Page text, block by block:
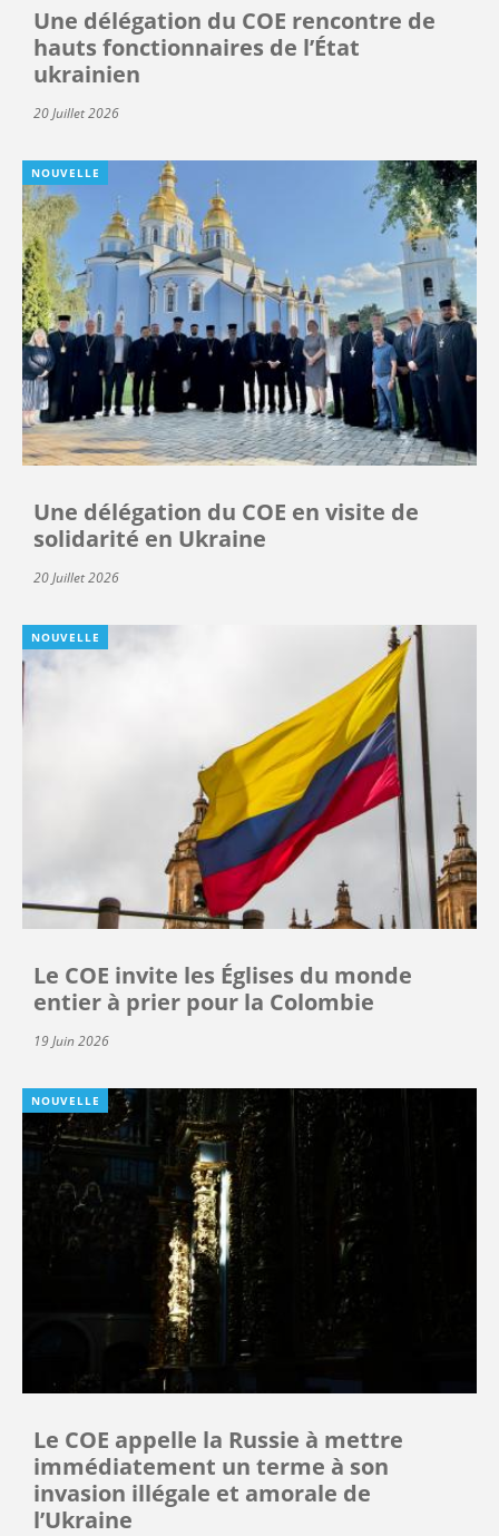
Une délégation du COE rencontre de
hauts fonctionnaires de l’État
ukrainien
20 Juillet 2026
NOUVELLE
Une délégation du COE en visite de
solidarité en Ukraine
20 Juillet 2026
NOUVELLE
Le COE invite les Églises du monde
entier à prier pour la Colombie
19 Juin 2026
NOUVELLE
Le COE appelle la Russie à mettre
immédiatement un terme à son
invasion illégale et amorale de
l’Ukraine